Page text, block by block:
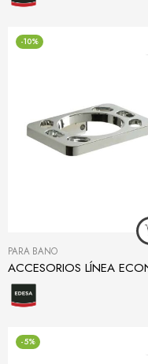
-10%
PARA BAÑO
-5%